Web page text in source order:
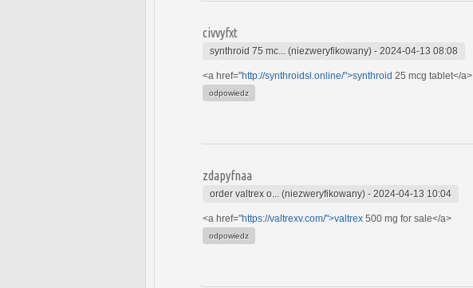
civvyfxt
synthroid 75 mc... (niezweryfikowany) - 2024-04-13 08:08
<a href="http://synthroidsl.online/">synthroid 25 mcg tablet</a>
odpowiedz
zdapyfnaa
order valtrex o... (niezweryfikowany) - 2024-04-13 10:04
<a href="https://valtrexv.com/">valtrex 500 mg for sale</a>
odpowiedz